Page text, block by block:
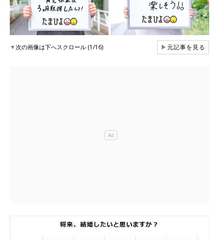
▼次の画像は下へスクロール (1/16) ▶元記事を見る